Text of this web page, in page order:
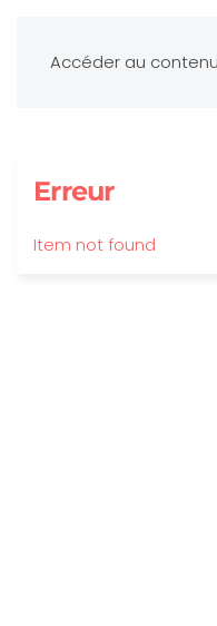
Accéder au
Erreur
Item not found